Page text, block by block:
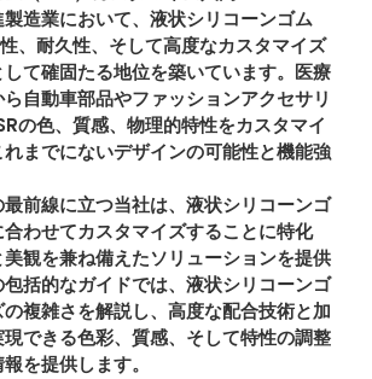
造業において、液状シリコーンゴム
性、耐久性、そして高度なカスタマイズ
て確固たる地位を築いています。医療
自動車部品やファッションアクセサリ
の色、質感、物理的特性をカスタマイ
までにないデザインの可能性と機能強
前線に立つ当社は、液状シリコーンゴ
わせてカスタマイズすることに特化
観を兼ね備えたソリューションを提供
包括的なガイドでは、液状シリコーンゴ
複雑さを解説し、高度な配合技術と加
できる色彩、質感、そして特性の調整
を提供します。